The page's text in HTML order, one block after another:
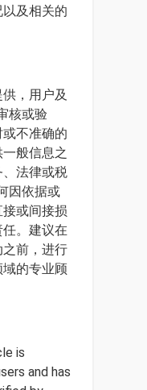
及相关的
，用户及
核或验
不准确的
般信息之
法律或税
因依据或
或间接损
。建议在
前，进行
的专业顾
is
and has